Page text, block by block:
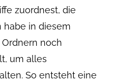
zuordnest, die
habe in diesem
noch
um alles
So entsteht eine